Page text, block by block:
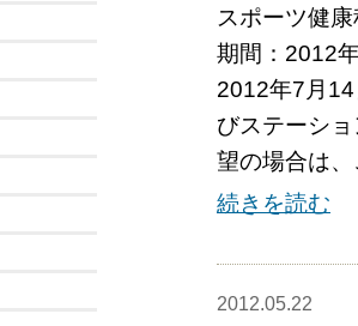
スポーツ健
期間：2012
2012年7月
びステーシ
望の場合は
続きを読む
2012.05.22